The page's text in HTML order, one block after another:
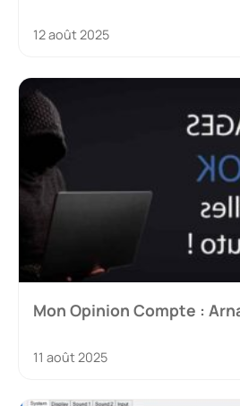
12 août 2025
Mon Opinion Compte :
11 août 2025